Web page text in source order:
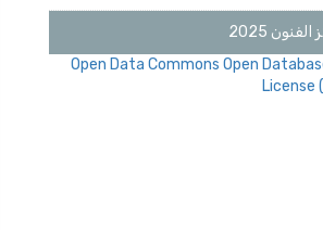
2025
Open Data Commons Open
License